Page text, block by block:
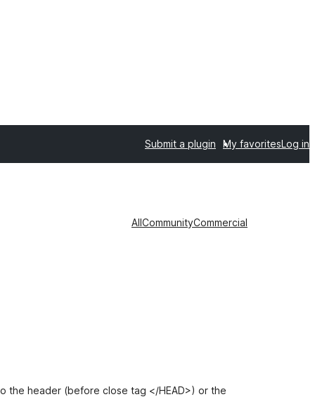
Submit a plugin My favoritesLog in
AllCommunityCommercial
the header (before close tag </HEAD>) or the